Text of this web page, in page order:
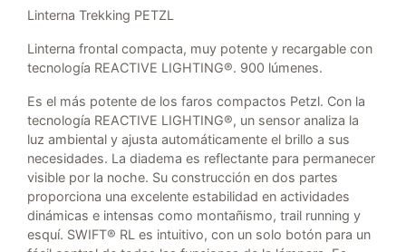
Linterna Trekking PETZL
Linterna frontal compacta, muy potente y recargable con
tecnología REACTIVE LIGHTING®. 900 lúmenes.
Es el más potente de los faros compactos Petzl. Con la
tecnología REACTIVE LIGHTING®, un sensor analiza la
luz ambiental y ajusta automáticamente el brillo a sus
necesidades. La diadema es reflectante para permanecer
visible por la noche. Su construcción en dos partes
proporciona una excelente estabilidad en actividades
dinámicas e intensas como montañismo, trail running y
esquí. SWIFT® RL es intuitivo, con un solo botón para un